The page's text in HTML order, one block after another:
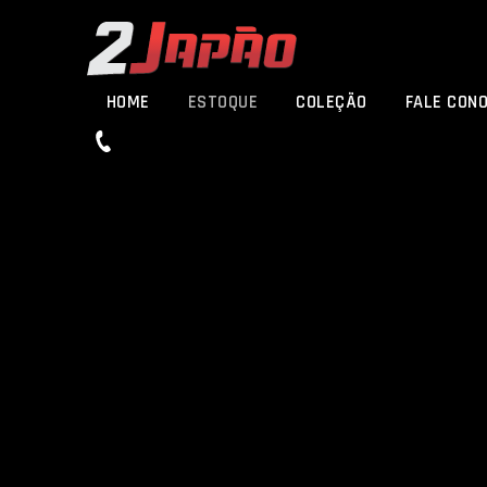
HOME ESTOQUE COLEÇÃO FALE